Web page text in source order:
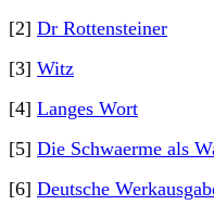
[2] Dr Rottensteiner
[3] Witz
[4] Langes Wort
[5] Die Schwaerme als
[6] Deutsche